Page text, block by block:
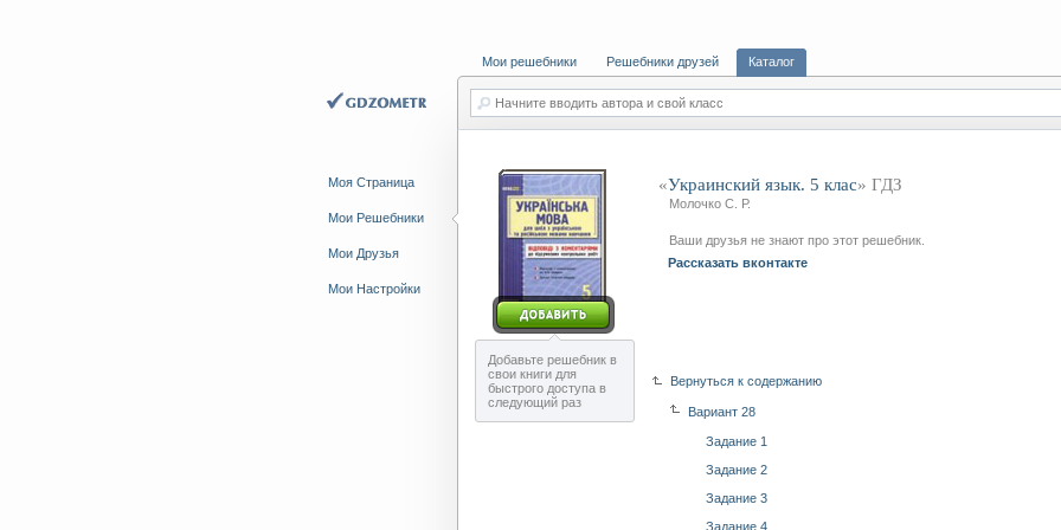
Моя Страница
Мои Решебники
Мои Друзья
Мои Настройки
Мои решебники Решебники друзей Каталог
Начните вводить автора и свой класс
Добавьте решебник в
свои книги для
быстрого доступа в
следующий раз
«Украинский язык. 5 клас» ГДЗ
Молочко С. Р.
Ваши друзья не знают про этот решебник.
Рассказать вконтакте
Вернуться к содержанию
Вариант 28
Задание 1
Задание 2
Задание 3
Задание 4